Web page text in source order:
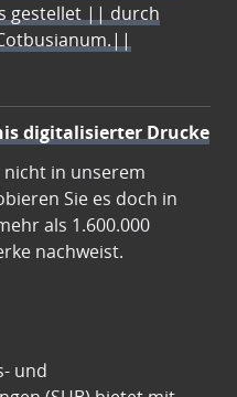
gestellet || durch
digitalisierter Drucke
nicht in unserem
Sie es doch in
als 1.600.000
nachweist.
und